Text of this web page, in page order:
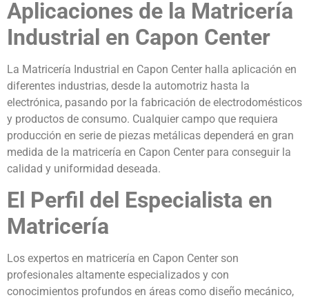
Aplicaciones de la Matricería
Industrial en Capon Center
La Matricería Industrial en Capon Center halla aplicación en
diferentes industrias, desde la automotriz hasta la
electrónica, pasando por la fabricación de electrodomésticos
y productos de consumo. Cualquier campo que requiera
producción en serie de piezas metálicas dependerá en gran
medida de la matricería en Capon Center para conseguir la
calidad y uniformidad deseada.
El Perfil del Especialista en
Matricería
Los expertos en matricería en Capon Center son
profesionales altamente especializados y con
conocimientos profundos en áreas como diseño mecánico,